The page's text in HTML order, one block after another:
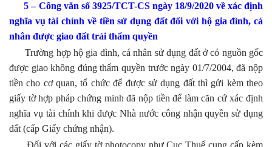
5 – Công văn số 3925/TCT-CS ngày 18/9/2020 về xác định
nghĩa vụ tài chính về tiền sử dụng đất đối với hộ gia đình, cá
nhân được giao đất trái thẩm quyền
Trường hợp hộ gia đình, cá nhân sử dụng đất ở có nguồn gốc
được giao không đúng thẩm quyền trước ngày 01/7/2004, đã nộp
tiền cho cơ quan, tổ chức để được sử dụng đất thì gửi kèm theo
giấy tờ hợp pháp chứng minh đã nộp tiền để làm căn cứ xác định
nghĩa vụ tài chính khi được Nhà nước công nhận quyền sử dụng
đất (cấp Giấy chứng nhận).
Đối với các giấy tờ photocopy như Cục Thuế cung cấp kèm